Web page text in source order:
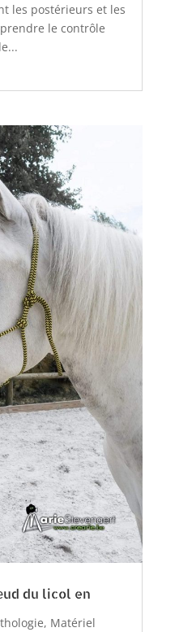
les postérieurs et les
le contrôle
du licol en
, Matériel